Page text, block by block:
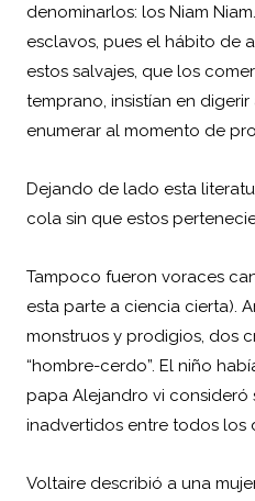
denominarlos: los Niam
esclavos, pues el hábito de
estos salvajes, que los
temprano, insistían en
enumerar al momento de
Dejando de lado esta
cola sin que estos
Tampoco fueron voraces
esta parte a ciencia cierta).
monstruos y prodigios, dos
“hombre-cerdo”. El niño
papa Alejandro vi consideró
inadvertidos entre todos los
Voltaire describió a una